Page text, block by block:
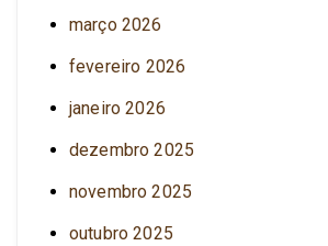
março 2026
fevereiro 2026
janeiro 2026
dezembro 2025
novembro 2025
outubro 2025